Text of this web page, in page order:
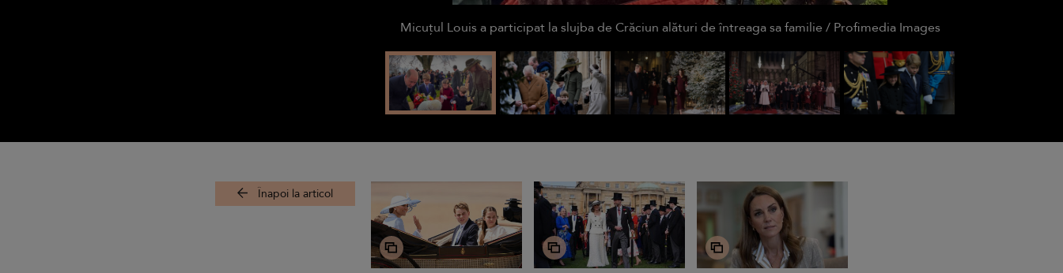
Micuțul Louis a participat la slujba de Crăciun alături de întreaga sa familie / Profimedia Images
Înapoi la articol